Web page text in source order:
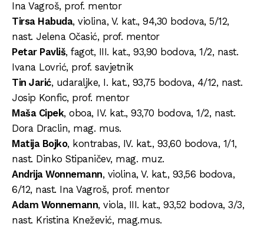
Ina Vagroš, prof. mentor
Tirsa Habuda, violina, V. kat., 94,30 bodova, 5/12,
nast. Jelena Očasić, prof. mentor
Petar Pavliš, fagot, III. kat., 93,90 bodova, 1/2, nast.
Ivana Lovrić, prof. savjetnik
Tin Jarić, udaraljke, I. kat., 93,75 bodova, 4/12, nast.
Josip Konfic, prof. mentor
Maša Cipek, oboa, IV. kat., 93,70 bodova, 1/2, nast.
Dora Draclin, mag. mus.
Matija Bojko, kontrabas, IV. kat., 93,60 bodova, 1/1,
nast. Dinko Stipaničev, mag. muz.
Andrija Wonnemann, violina, V. kat., 93,56 bodova,
6/12, nast. Ina Vagroš, prof. mentor
Adam Wonnemann, viola, III. kat., 93,52 bodova, 3/3,
nast. Kristina Knežević, mag.mus.